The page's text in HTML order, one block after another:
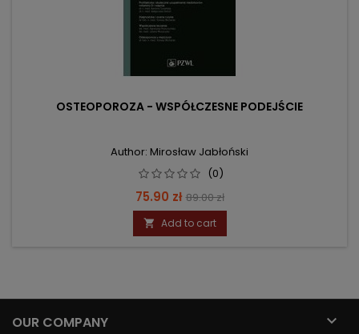
OSTEOPOROZA - WSPÓŁCZESNE PODEJŚCIE
Author: Mirosław Jabłoński
(0)
Price
75.90 zł Regular
price
89.00 zł
 Add to cart
OUR COMPANY 